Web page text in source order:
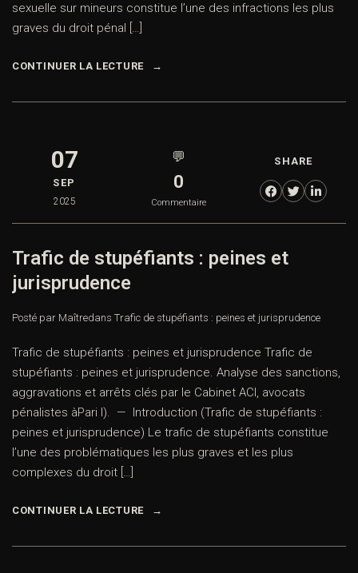
sexuelle sur mineurs constitue l’une des infractions les plus
graves du droit pénal […]
CONTINUER LA LECTURE
07
SEP
2025
💬
0
Commentaire
SHARE
Trafic de stupéfiants : peines et
jurisprudence
Posté par Maîtredans Trafic de stupéfiants : peines et jurisprudence
Trafic de stupéfiants : peines et jurisprudence Trafic de
stupéfiants : peines et jurisprudence. Analyse des sanctions,
aggravations et arrêts clés par le Cabinet ACI, avocats
pénalistes àPari I). — Introduction (Trafic de stupéfiants :
peines et jurisprudence) Le trafic de stupéfiants constitue
l’une des problématiques les plus graves et les plus
complexes du droit […]
CONTINUER LA LECTURE